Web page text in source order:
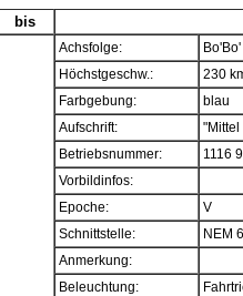
bis
Achsfolge:
Bo'Bo'
Höchstgeschw.:
230
Farbgebung:
blau
Aufschrift:
"Mittel
Betriebsnummer:
1116
Vorbildinfos:
Epoche:
V
Schnittstelle:
NEM
Anmerkung:
Beleuchtung: